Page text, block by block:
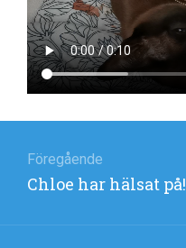
Föregående
Föregående
Chloe har hälsat på!